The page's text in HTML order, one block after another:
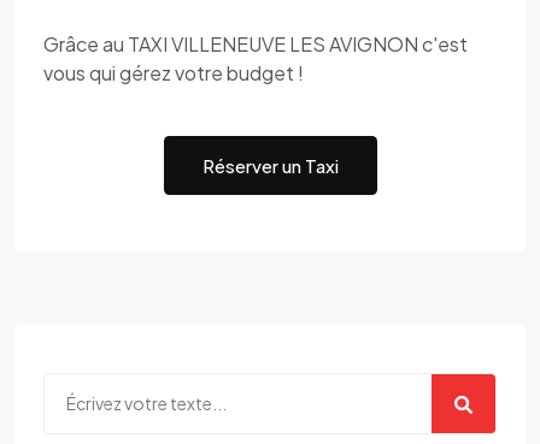
Grâce au TAXI VILLENEUVE LES AVIGNON c'est
vous qui gérez votre budget !
Réserver un Taxi